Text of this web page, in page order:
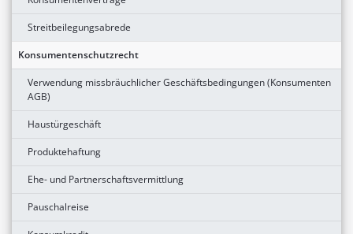
Streitbeilegungsabrede
Konsumentenschutzrecht
Verwendung missbräuchlicher Geschäftsbedingungen (Konsumenten
AGB)
Haustürgeschäft
Produktehaftung
Ehe- und Partnerschaftsvermittlung
Pauschalreise